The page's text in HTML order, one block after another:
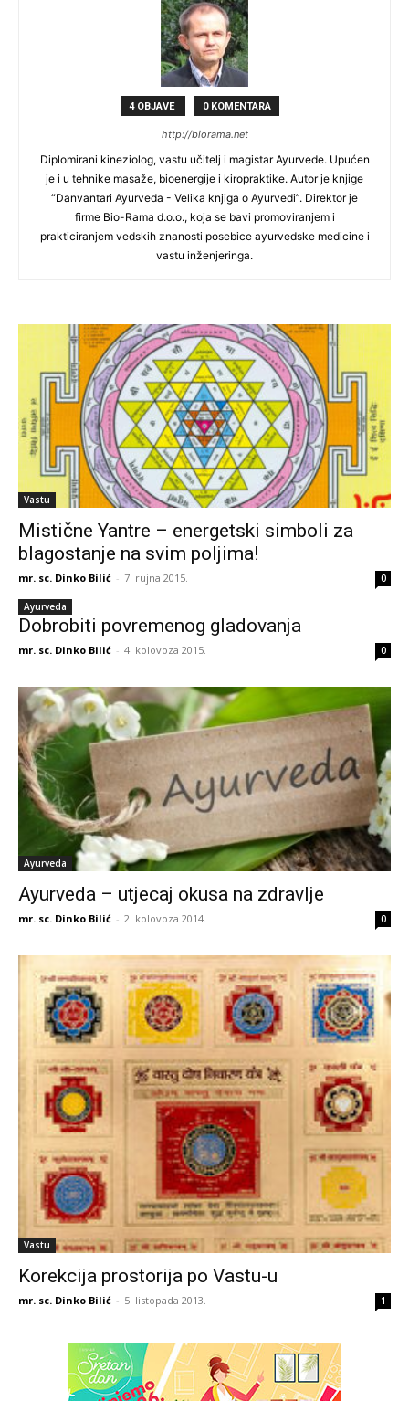
4 OBJAVE 0 KOMENTARA
http://biorama.net
Diplomirani kineziolog, vastu učitelj i magistar Ayurvede. Upućen
je i u tehnike masaže, bioenergije i kiropraktike. Autor je knjige
“Danvantari Ayurveda - Velika knjiga o Ayurvedi”. Direktor je
firme Bio-Rama d.o.o., koja se bavi promoviranjem i
prakticiranjem vedskih znanosti posebice ayurvedske medicine i
vastu inženjeringa.
Vastu
Mistične Yantre – energetski simboli za
blagostanje na svim poljima!
mr. sc. Dinko Bilić - 7. rujna 2015. 0
Ayurveda
Dobrobiti povremenog gladovanja
mr. sc. Dinko Bilić - 4. kolovoza 2015. 0
Ayurveda
Ayurveda – utjecaj okusa na zdravlje
mr. sc. Dinko Bilić - 2. kolovoza 2014. 0
Vastu
Korekcija prostorija po Vastu-u
mr. sc. Dinko Bilić - 5. listopada 2013. 1